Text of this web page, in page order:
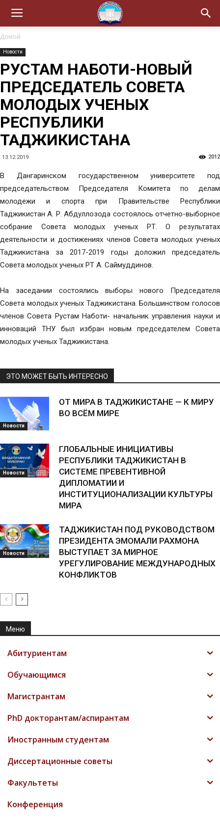
Домой
Новости
РУСТАМ НАБОТИ-НОВЫЙ
ПРЕДСЕДАТЕЛЬ СОВЕТА
МОЛОДЫХ УЧЕНЫХ
РЕСПУБЛИКИ
ТАДЖИКИСТАНА
13.12.2019 2012
В Дангаринском государственном университете под
председательством Председателя Комитета по делам
молодежи и спорта при Правительстве Республики
Таджикистан А. Р. Абдуллозода состоялось отчетно-выборное
собрание Совета молодых ученых РТ. О результатах
деятельности и достижениях членов Совета молодых ученых
Таджикистана за 2017-2019 годы доложил председатель
Совета молодых ученых РТ А. Саймуддинов.
На заседании состоялись выборы нового Председателя
Совета молодых ученых Таджикистана. Большинством голосов
членов Совета Рустам Наботи- начальник управления науки и
инноваций ТНУ был избран новым председателем Совета
молодых ученых Таджикистана.
ЭТО МОЖЕТ БЫТЬ ИНТЕРЕСНО
Новости
ОТ МИРА В ТАДЖИКИСТАНЕ — К МИРУ
ВО ВСЁМ МИРЕ
Новости
ГЛОБАЛЬНЫЕ ИНИЦИАТИВЫ
РЕСПУБЛИКИ ТАДЖИКИСТАН В
СИСТЕМЕ ПРЕВЕНТИВНОЙ
ДИПЛОМАТИИ И
ИНСТИТУЦИОНАЛИЗАЦИИ КУЛЬТУРЫ
МИРА
Новости
ТАДЖИКИСТАН ПОД РУКОВОДСТВОМ
ПРЕЗИДЕНТА ЭМОМАЛИ РАХМОНА
ВЫСТУПАЕТ ЗА МИРНОЕ
УРЕГУЛИРОВАНИЕ МЕЖДУНАРОДНЫХ
КОНФЛИКТОВ
Меню
Абитуриентам
Обучающимся
Магистрантам
PhD докторантам/аспирантам
Иностранным студентам
Диссертационные советы
Факультеты
Конференция